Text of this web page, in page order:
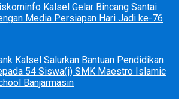
Kalsel Gelar Bincang Santai
Media Persiapan Hari Jadi ke-76
Kalsel Salurkan Bantuan Pendidikan
54 Siswa(i) SMK Maestro Islamic
Banjarmasin